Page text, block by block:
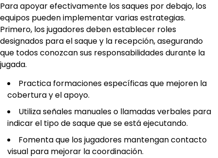
Para apoyar efectivamente los saques por debajo, los
equipos pueden implementar varias estrategias.
Primero, los jugadores deben establecer roles
designados para el saque y la recepción, asegurando
que todos conozcan sus responsabilidades durante la
jugada.
Practica formaciones específicas que mejoren la
cobertura y el apoyo.
Utiliza señales manuales o llamadas verbales para
indicar el tipo de saque que se está ejecutando.
Fomenta que los jugadores mantengan contacto
visual para mejorar la coordinación.